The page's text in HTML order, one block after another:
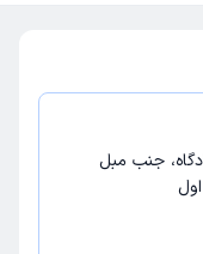
جنب مبل